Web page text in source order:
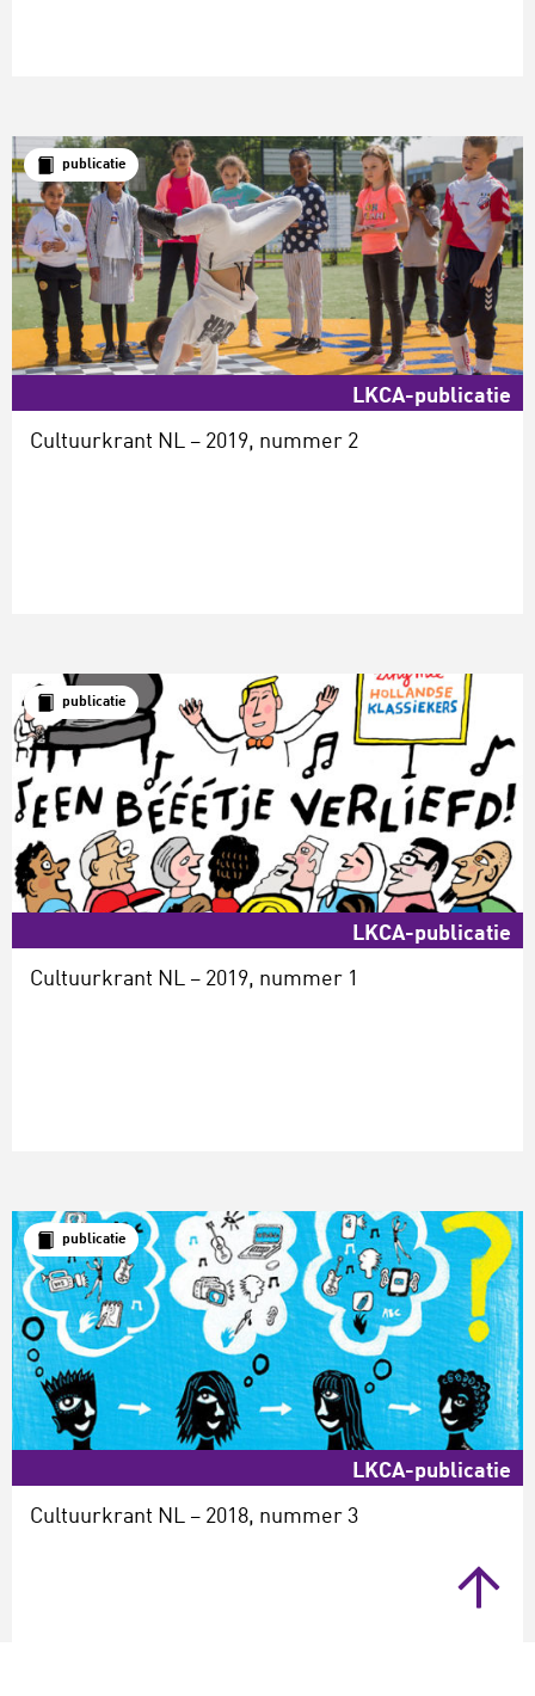
publicatie
LKCA-publicatie
Cultuurkrant NL – 2019, nummer 2
publicatie
LKCA-publicatie
Cultuurkrant NL – 2019, nummer 1
publicatie
LKCA-publicatie
Cultuurkrant NL – 2018, nummer 3